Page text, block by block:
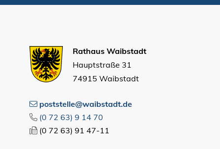
Rathaus Waibstadt
Hauptstraße 31
74915 Waibstadt
poststelle@waibstadt.de
(0 72 63) 9 14 70
(0 72 63) 91 47-11